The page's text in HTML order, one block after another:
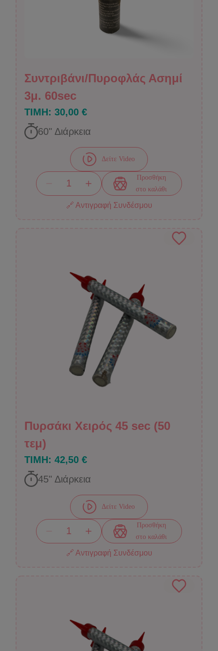
Συντριβάνι/Πυροφλάς Ασημί
3μ. 60sec
ΤΙΜΗ: 30,00 €
60" Διάρκεια
Δείτε Video
Προσθήκη
στο καλάθι
🔗 Αντιγραφή Συνδέσμου
Πυρσάκι Χειρός 45 sec (50
τεμ)
ΤΙΜΗ: 42,50 €
45" Διάρκεια
Δείτε Video
Προσθήκη
στο καλάθι
🔗 Αντιγραφή Συνδέσμου